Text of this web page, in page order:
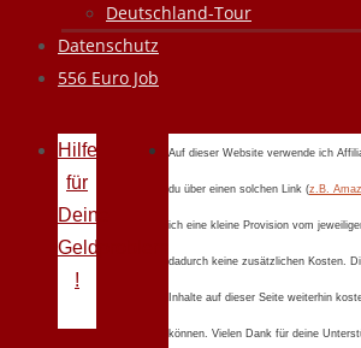
Deutschland-Tour
Datenschutz
556 Euro Job
Hilfe
für
Deine
Geldprobleme
!
Auf dieser Website verwende ich
du über einen solchen Link (z.B.
ich eine kleine Provision vom
dadurch keine zusätzlichen Kosten.
Inhalte auf dieser Seite weiterhin
können. Vielen Dank für deine